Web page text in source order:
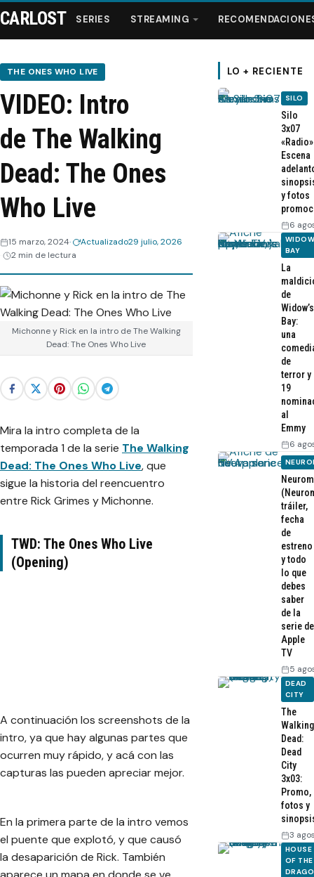
Series
Streaming
Recomendaciones
Webisodios
CARLOST SERIES STREAMING
THE ONES WHO LIVE
VIDEO: Intro
de The Walking
Dead: The Ones
Who Live
15 marzo, 2024 Actualizado29 julio, 2026
2 min de lectura
Michonne y Rick en la intro de The Walking
Dead: The Ones Who Live
Mira la intro completa de la
temporada 1 de la serie The Walking
Dead: The Ones Who Live, que
sigue la historia del reencuentro
entre Rick Grimes y Michonne.
TWD: The Ones Who Live
(Opening)
A continuación los screenshots de la
intro, ya que hay algunas partes que
ocurren muy rápido, y acá con las
capturas las pueden apreciar mejor.
En la primera parte de la intro vemos
el puente que explotó, y que causó
la desaparición de Rick. También
LO + RECIENTE
SILO
Silo
3x07
Escena
y fotos
6
BAY
La
de
Widow’s
Bay:
una
de
terror y
19
al
Emmy
6
tráiler,
fecha
de
estreno
y todo
lo que
debes
saber
de la
serie de
Apple
TV
5
DEAD
CITY
The
Walking
Dead:
Dead
City
3x03:
Promo,
fotos y
3
HOUSE
OF THE